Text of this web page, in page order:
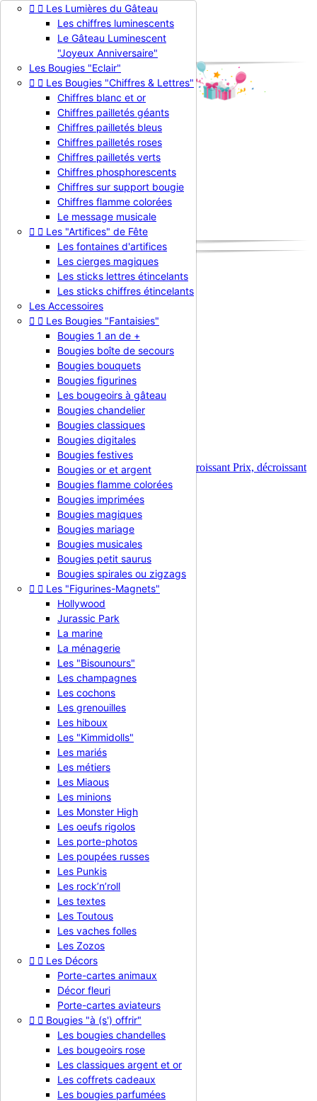
Contactez-nous
Connexion
shopping_cart Panier (0)

La Bougie d'Anniversaire
Produits
  Les Lumières du Gâteau
Les chiffres luminescents
Le Gâteau Luminescent
"Joyeux Anniversaire"
Les Bougies "Eclair"
  Les Bougies "Chiffres & Lettres"
Chiffres blanc et or
Chiffres pailletés géants
Chiffres pailletés bleus
Chiffres pailletés roses
Chiffres pailletés verts
Chiffres phosphorescents
Chiffres sur support bougie
Chiffres flamme colorées
Le message musicale
  Les "Artifices" de Fête
Les fontaines d'artifices
Les cierges magiques
Les sticks lettres étincelants
Les sticks chiffres étincelants
Les Accessoires
  Les Bougies "Fantaisies"
Bougies 1 an de +
Bougies boîte de secours
Bougies bouquets
Bougies figurines
Les bougeoirs à gâteau
Bougies chandelier
Bougies classiques
Bougies digitales
Bougies festives
Bougies or et argent
Bougies flamme colorées
Bougies imprimées
Bougies magiques
Bougies mariage
Bougies musicales
Bougies petit saurus
Bougies spirales ou zigzags
  Les "Figurines-Magnets"
Hollywood
Jurassic Park
La marine
La ménagerie
Les "Bisounours"
Les champagnes
Les cochons
Les grenouilles
Les hiboux
Les "Kimmidolls"
Les mariés
Les métiers
Les Miaous
Les minions
Les Monster High
Les oeufs rigolos
Les porte-photos
Les poupées russes
Les Punkis
Les rock’n’roll
Les textes
Les Toutous
Les vaches folles
Les Zozos
  Les Décors
Porte-cartes animaux
Décor fleuri
Porte-cartes aviateurs
  Bougies "à (s') offrir"
Les bougies chandelles
Les bougeoirs rose
Les classiques argent et or
Les coffrets cadeaux
Les bougies parfumées
Nouveautés
Promotions
Professionnels
Accueil
Produits
Recherche par Chiffres
Chiffre 8
Chiffre 8
Il y a 12 produits.
Trier par :
Pertinence

Pertinence
Nom, A à ZNom, Z à A Prix, croissant Prix, décroissant
Affichage 1-12 de 12 article(s)
Bougie luminescente n°8
TTC
Aperçu rapide
Bougie chiffre n°8 avec liseré or
TTC
Aperçu rapide